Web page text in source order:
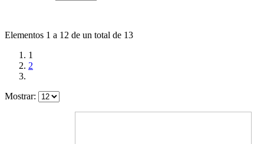
Elementos 1 a 12 de un total de 13
1
2
Mostrar: